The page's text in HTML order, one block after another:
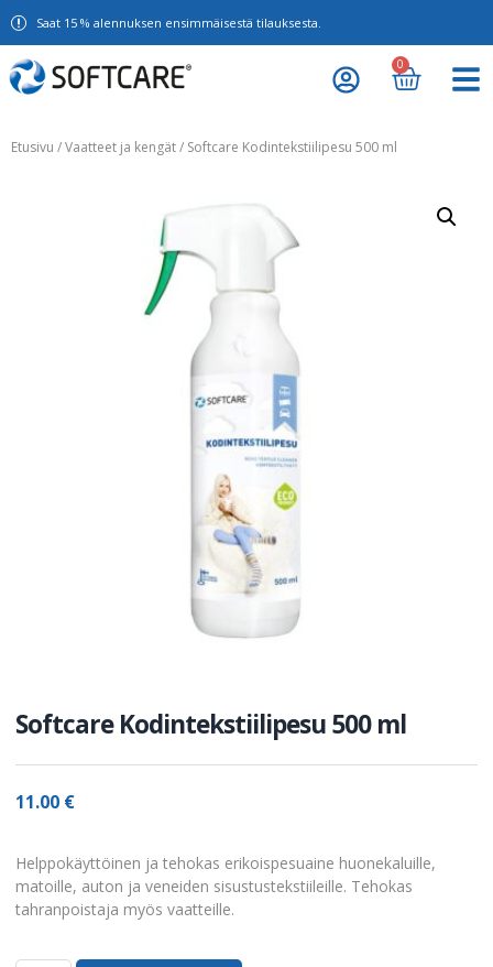
Saat 15 % alennuksen ensimmäisestä tilauksesta.
0
Etusivu /Vaatteet ja kengät/ Softcare Kodintekstiilipesu 500 ml
Softcare Kodintekstiilipesu 500 ml
11.00 €
Helppokäyttöinen ja tehokas erikoispesuaine huonekaluille,
matoille, auton ja veneiden sisustustekstiileille. Tehokas
tahranpoistaja myös vaatteille.